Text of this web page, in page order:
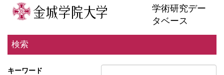
学術研究デー
タベース
検索
キーワード